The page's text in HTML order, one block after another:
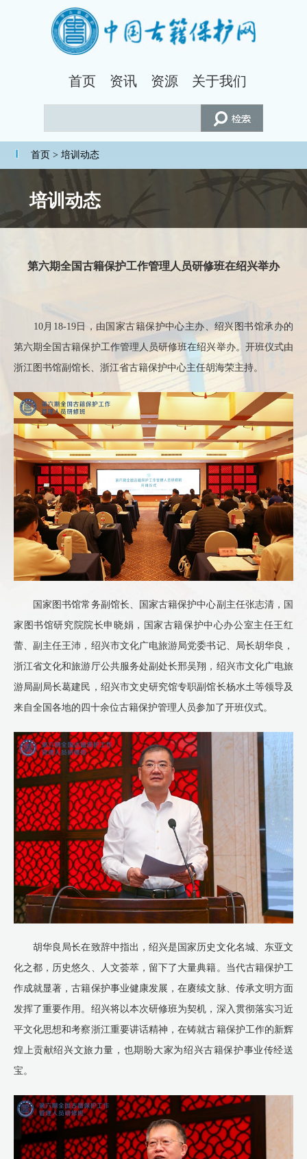
首页 资讯 资源 关于我们
首页 > 培训动态
培训动态
第六期全国古籍保护工作管理人员研修班在绍兴举办
10月18-19日，由国家古籍保护中心主办、绍兴图书馆承办的
第六期全国古籍保护工作管理人员研修班在绍兴举办。开班仪式由
浙江图书馆副馆长、浙江省古籍保护中心主任胡海荣主持。
国家图书馆常务副馆长、国家古籍保护中心副主任张志清，国
家图书馆研究院院长申晓娟，国家古籍保护中心办公室主任王红
蕾、副主任王沛，绍兴市文化广电旅游局党委书记、局长胡华良，
浙江省文化和旅游厅公共服务处副处长邢吴翔，绍兴市文化广电旅
游局副局长葛建民，绍兴市文史研究馆专职副馆长杨水土等领导及
来自全国各地的四十余位古籍保护管理人员参加了开班仪式。
胡华良局长在致辞中指出，绍兴是国家历史文化名城、东亚文
化之都，历史悠久、人文荟萃，留下了大量典籍。当代古籍保护工
作成就显著，古籍保护事业健康发展，在赓续文脉、传承文明方面
发挥了重要作用。绍兴将以本次研修班为契机，深入贯彻落实习近
平文化思想和考察浙江重要讲话精神，在铸就古籍保护工作的新辉
煌上贡献绍兴文旅力量，也期盼大家为绍兴古籍保护事业传经送
宝。